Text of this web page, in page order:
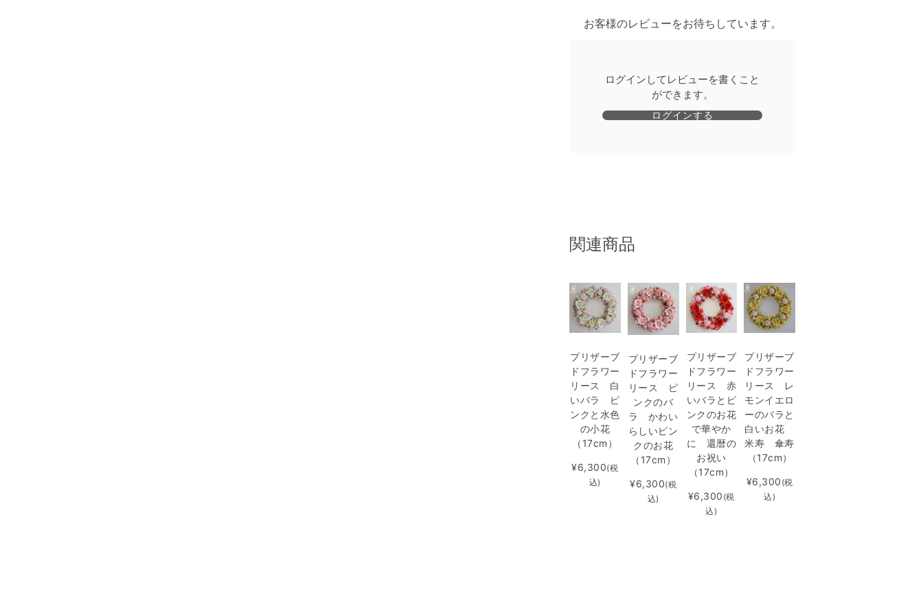
お客様のレビューをお待ちしています。
ログインしてレビューを書くこと
ができます。
ログインする
関連商品
プリザーブ
ドフラワー
リース 白
いバラ ピ
ンクと水色
の小花
（17cm）
¥6,300(税
込)
プリザーブ
ドフラワー
リース ピ
ンクのバ
ラ かわい
らしいピン
クのお花
（17cm）
¥6,300(税
込)
プリザーブ
ドフラワー
リース 赤
いバラとピ
ンクのお花
で華やか
に 還暦の
お祝い
（17cm）
¥6,300 (税
込)
プリザーブ
ドフラワー
リース レ
モンイエロ
ーのバラと
白いお花
米寿 傘寿
（17cm）
¥6,300 (税
込)